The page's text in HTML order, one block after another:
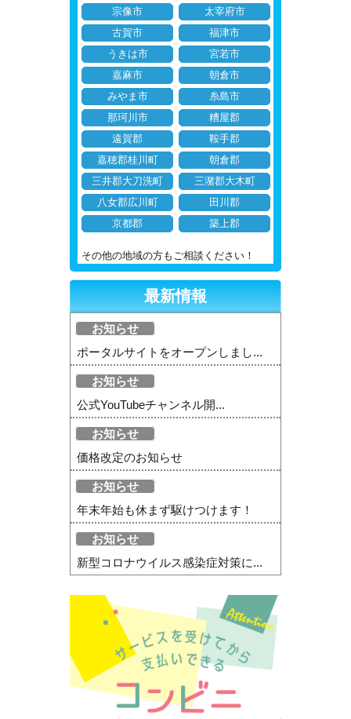
宗像市
太宰府市
古賀市
福津市
うきは市
宮若市
嘉麻市
朝倉市
みやま市
糸島市
那珂川市
糟屋郡
遠賀郡
鞍手郡
嘉穂郡桂川町
朝倉郡
三井郡大刀洗町
三潴郡大木町
八女郡広川町
田川郡
京都郡
築上郡
その他の地域の方もご相談ください！
最新情報
お知らせ
ポータルサイトをオープンしまし...
お知らせ
公式YouTubeチャンネル開...
お知らせ
価格改定のお知らせ
お知らせ
年末年始も休まず駆けつけます！
お知らせ
新型コロナウイルス感染症対策に...